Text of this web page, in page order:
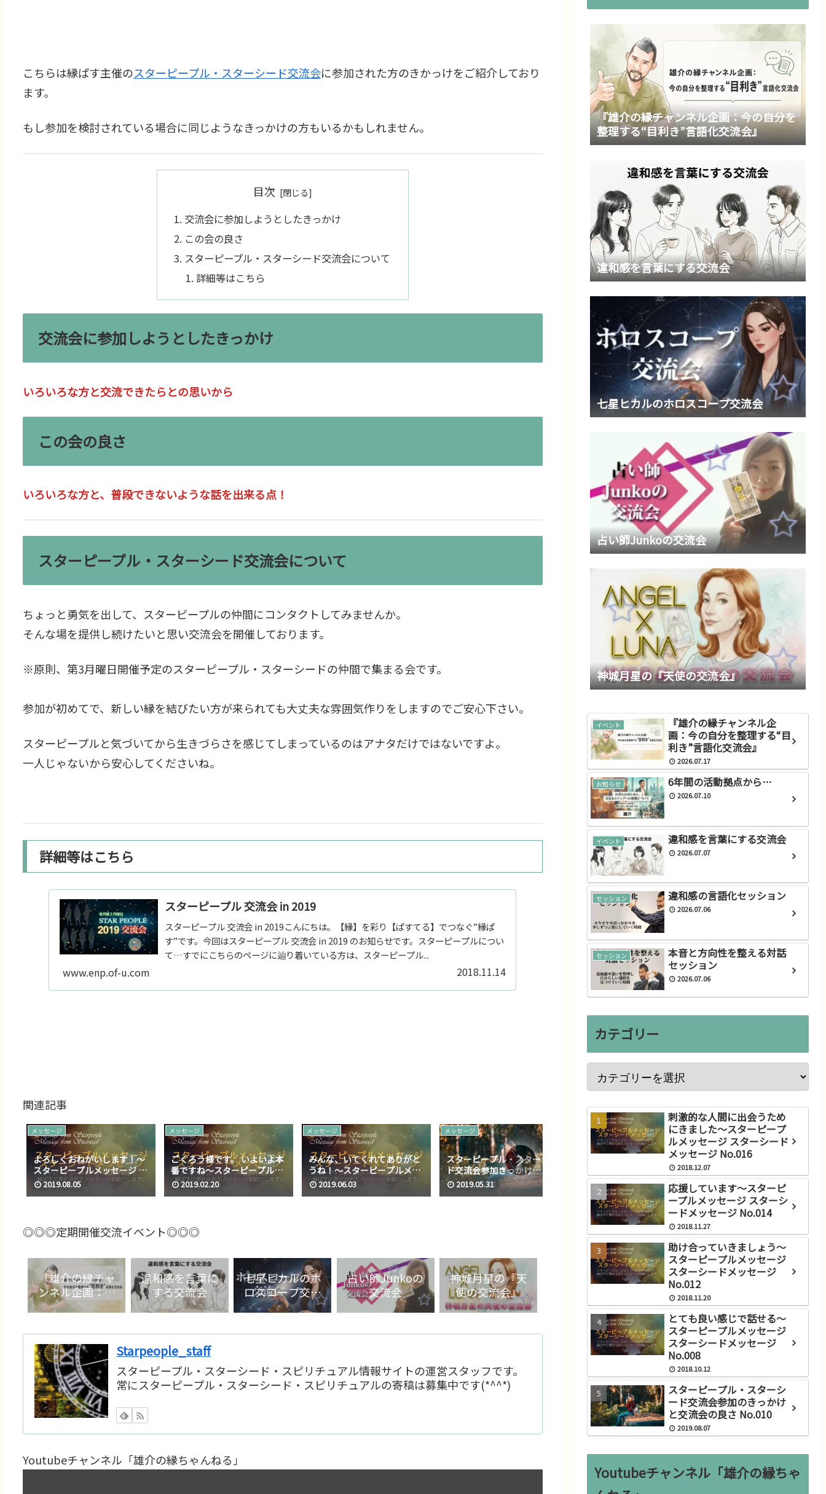
こちらは縁ぱす主催のスターピープル・スターシード交流会に参加された方のきかっけをご紹介しており
ます。
もし参加を検討されている場合に同じようなきっかけの方もいるかもしれません。
目次
交流会に参加しようとしたきっかけ
この会の良さ
スターピープル・スターシード交流会について
詳細等はこちら
交流会に参加しようとしたきっかけ
いろいろな方と交流できたらとの思いから
この会の良さ
いろいろな方と、普段できないような話を出来る点！
スターピープル・スターシード交流会について
ちょっと勇気を出して、スターピープルの仲間にコンタクトしてみませんか。
そんな場を提供し続けたいと思い交流会を開催しております。
※原則、第3月曜日開催予定のスターピープル・スターシードの仲間で集まる会です。
参加が初めてで、新しい縁を結びたい方が来られても大丈夫な雰囲気作りをしますのでご安心下さい。
スターピープルと気づいてから生きづらさを感じてしまっているのはアナタだけではないですよ。
一人じゃないから安心してくださいね。
詳細等はこちら
スターピープル 交流会 in 2019
スターピープル 交流会 in 2019こんにちは。【縁】を彩り【ぱすてる】でつなぐ”縁ぱ
す”です。今回はスターピープル 交流会 in 2019 のお知らせです。スターピープルについ
て…すでにこちらのページに辿り着いている方は、スターピープル...
www.enp.of-u.com 2018.11.14
関連記事
メッセージ
よろしくおねがいします！～
スターピープルメッセージ ス
ターシードメッセージ
No.027
2019.08.05
メッセージ
ごくろう様です。 いよいよ本
番ですね～スターピープルメ
ッセージ スターシードメッセ
ージ No.019
2019.02.20
メッセージ
みんな、いてくれてありがと
うね！～スターピープルメッ
セージ スターシードメッセー
ジ No.023
2019.06.03
メッセージ
スターピープル・スターシー
ド交流会参加きっかけ
No.001
2019.05.31
メッセージ
シンクロニシティがたくさん
起こりました～スターピープ
ルメッセージ スターシードメ
ッセージ No.005
2018.10.03
◎◎◎定期開催交流イベント◎◎◎
『雄介の縁チャ
ンネル企画：今
の自分を整理す
化交流会』
違和感を言葉に
する交流会
七星ヒカルのホ
ロスコープ交流
会
占い師Junkoの
交流会
神城月星の『天
使の交流会』
Starpeople_staff
スターピープル・スターシード・スピリチュアル情報サイトの運営スタッフです。
常にスターピープル・スターシード・スピリチュアルの寄稿は募集中です(*^^*)
Youtubeチャンネル「雄介の縁ちゃんねる」
『雄介の縁チャンネル企画：今の自分を
整理する“目利き”言語化交流会』
違和感を言葉にする交流会
七星ヒカルのホロスコープ交流会
占い師Junkoの交流会
神城月星の『天使の交流会』
イベント
『雄介の縁チャンネル企
画：今の自分を整理する“目
利き”言語化交流会』
2026.07.17
お知らせ 6年間の活動拠点から…
2026.07.10
イベント 違和感を言葉にする交流会
2026.07.07
セッション 違和感の言語化セッション
2026.07.06
セッション
本音と方向性を整える対話
セッション
2026.07.06
カテゴリー
刺激的な人間に出会うため
にきました～スターピープ
ルメッセージ スターシード
メッセージ No.016
2018.12.07
応援しています～スターピ
ープルメッセージ スターシ
ードメッセージ No.014
2018.11.27
助け合っていきましょう～
スターピープルメッセージ
スターシードメッセージ
No.012
2018.11.20
とても良い感じで話せる～
スターピープルメッセージ
スターシードメッセージ
No.008
2018.10.12
スターピープル・スターシ
ード交流会参加のきっかけ
と交流会の良さ No.010
2019.08.07
Youtubeチャンネル「雄介の縁ちゃ